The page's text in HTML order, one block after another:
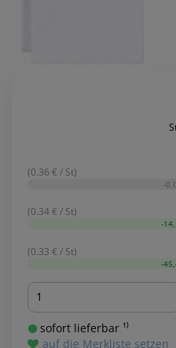
(0.36 € / St)
-
(0.34 € / St)
-
(0.33 € / St)
-
Menge
sofort lieferbar ¹⁾
auf die Merkliste setzen